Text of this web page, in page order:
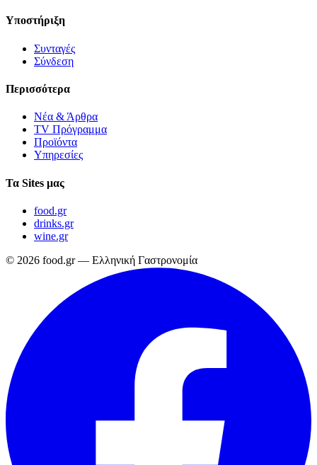
Υποστήριξη
Συνταγές
Σύνδεση
Περισσότερα
Νέα & Άρθρα
TV Πρόγραμμα
Προϊόντα
Υπηρεσίες
Τα Sites μας
food.gr
drinks.gr
wine.gr
© 2026 food.gr — Ελληνική Γαστρονομία